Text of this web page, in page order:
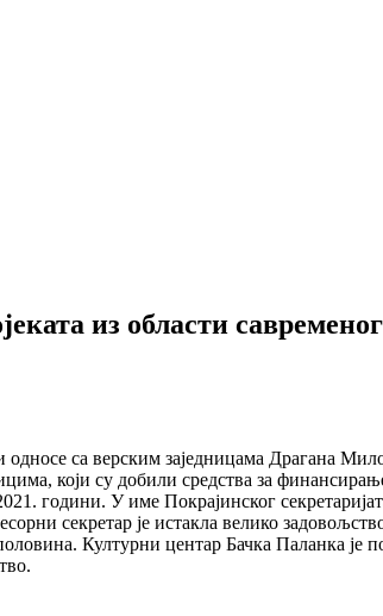
из области
са верским заједницама Драгана
који су добили средства за
години. У име Покрајинског
секретар је истакла велико
Културни центар Бачка Паланка је